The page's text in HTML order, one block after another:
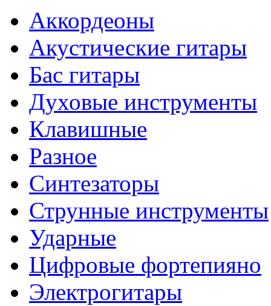
Аккордеоны
Акустические гитары
Бас гитары
Духовые инструменты
Клавишные
Разное
Синтезаторы
Струнные инструменты
Ударные
Цифровые фортепияно
Электрогитары